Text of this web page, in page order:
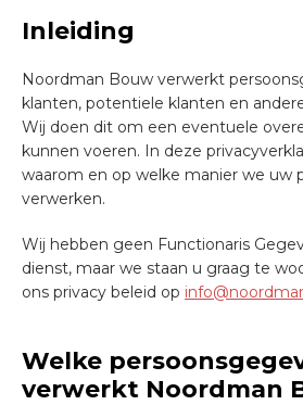
Inleiding
Noordman Bouw verwerkt
klanten, potentiele klanten en
Wij doen dit om een eventuele
kunnen voeren. In deze
waarom en op welke manier we uw
verwerken.
Wij hebben geen Functionaris
dienst, maar we staan u graag te
ons privacy beleid op
Welke
verwerkt Noordman